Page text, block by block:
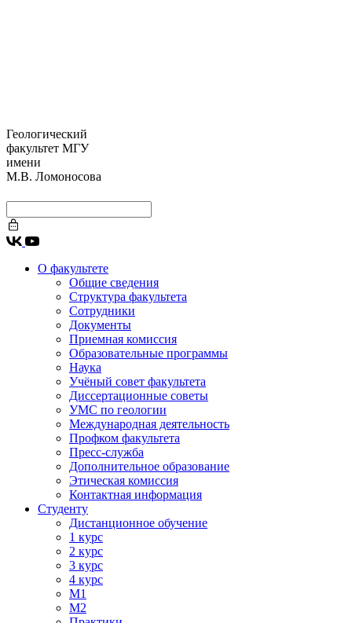
Геологический
факультет МГУ
имени
М.В. Ломоносова
О факультете
Общие сведения
Структура факультета
Сотрудники
Документы
Приемная комиссия
Образовательные программы
Наука
Учёный совет факультета
Диссертационные советы
УМС по геологии
Международная деятельность
Профком факультета
Пресс-служба
Дополнительное образование
Этическая комиссия
Контактная информация
Студенту
Дистанционное обучение
1 курс
2 курс
3 курс
4 курс
М1
М2